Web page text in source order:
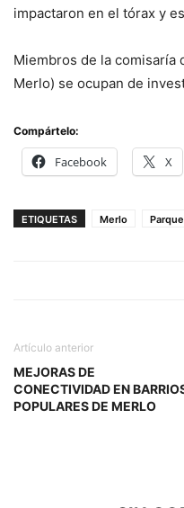
impactaron en el tórax y
Miembros de la comisaría
Merlo) se ocupan de
Compártelo:
Facebook X
ETIQUETAS Merlo
Artículo anterior
MEJORAS DE
CONECTIVIDAD EN
POPULARES DE MERLO